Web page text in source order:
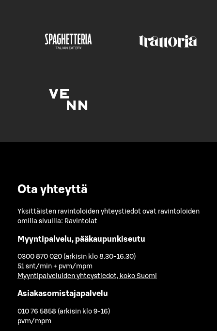
Ota yhteyttä
Yksittäisten ravintoloiden yhteystiedot ovat ravintoloiden
omilla sivuilla: Ravintolat
Myyntipalvelu, pääkaupunkiseutu
0300 870 020 (arkisin klo 8.30-16.30)
51 snt/min + pvm/mpm
Myyntipalveluiden yhteystiedot, koko Suomi
Asiakasomistajapalvelu
010 76 5858 (arkisin klo 9-16)
pvm/mpm